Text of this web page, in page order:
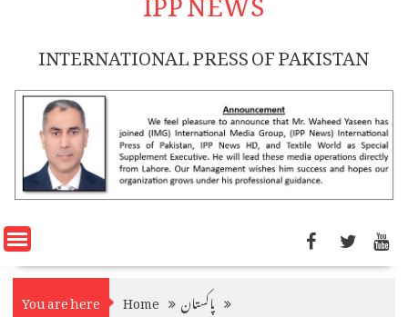
INTERNATIONAL PRESS OF PAKISTAN
You are here Home
پاکستان